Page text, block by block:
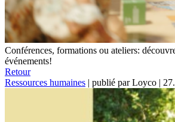
Conférences, formations ou ateliers:
événements!
Retour
Ressources humaines | publié par Loyco |